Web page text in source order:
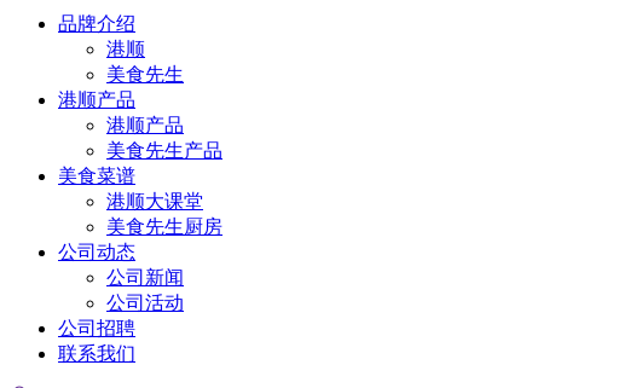
品牌介绍
港顺
美食先生
港顺产品
港顺产品
美食先生产品
美食菜谱
港顺大课堂
美食先生厨房
公司动态
公司新闻
公司活动
公司招聘
联系我们